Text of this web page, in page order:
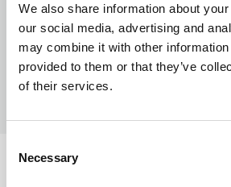
We also share information about
our social media, advertising and
may combine it with other information
provided to them or that they’ve
of their services.
Necessary
Jätkusuutlikkus
Meie eesmärk on kasutada
luua keskkonnasõbralikke
jätkusuutlikuma maailma